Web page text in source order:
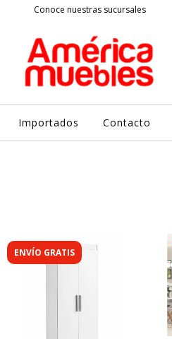
Conoce nuestras sucursales
Importados Contacto
ENVÍO GRATIS